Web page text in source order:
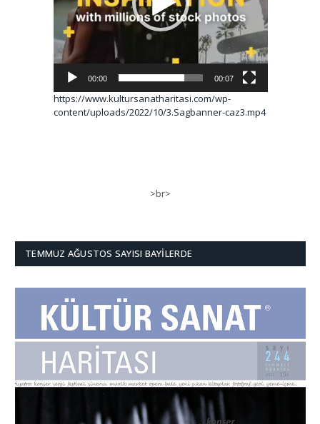
00:00 00:07
https://www.kultursanatharitasi.com/wp-
content/uploads/2022/10/3.Sagbanner-caz3.mp4
>br>
TEMMUZ AĞUSTOS SAYISI BAYILERDE